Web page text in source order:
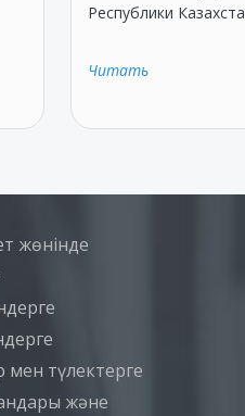
Республики
Читать
жөнінде
мен түлектерге
және